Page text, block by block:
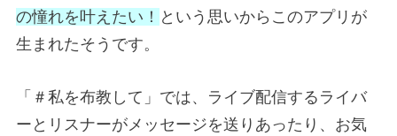
の憧れを叶えたい！ という思いからこのアプリが
生まれたそうです。
「＃私を布教して」では、ライブ配信するライバ
ーとリスナーがメッセージを送りあったり、お気